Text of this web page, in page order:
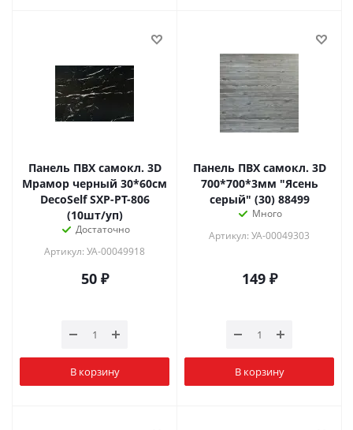
Панель ПВХ самокл. 3D
Мрамор черный 30*60см
DecoSelf SXP-PT-806
(10шт/уп)
Достаточно
Артикул: УА-00049918
50₽
В корзину
Панель ПВХ самокл. 3D
700*700*3мм "Ясень
серый" (30) 88499
Много
Артикул: УА-00049303
149₽
В корзину